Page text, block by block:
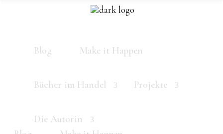
Blog Make it Happen
Bücher im Handel Projekte
Die Autorin